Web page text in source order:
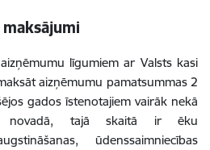
līgumiem ar Valsts kasi
aizņēmumu pamatsummas 2
gados īstenotajiem vairāk nekā
novadā, tajā skaitā ir ēku
ūdenssaimniecības